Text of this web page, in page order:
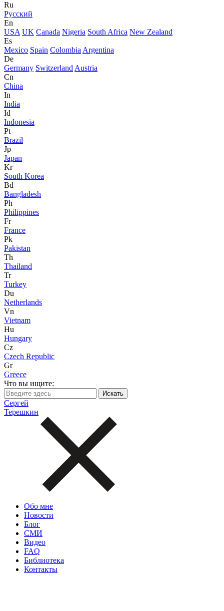
Ru
Русский
En
USA UK Canada Nigeria South Africa New Zealand
Es
Mexico Spain Colombia Argentina
De
Germany Switzerland Austria
Cn
China
In
India
Id
Indonesia
Pt
Brazil
Jp
Japan
Kr
South Korea
Bd
Bangladesh
Ph
Philippines
Fr
France
Pk
Pakistan
Th
Thailand
Tr
Turkey
Du
Netherlands
Vn
Vietnam
Hu
Hungary
Cz
Czech Republic
Gr
Greece
Что вы ищите:
Сергей
Терешкин
Обо мне
Новости
Блог
СМИ
Видео
FAQ
Библиотека
Контакты